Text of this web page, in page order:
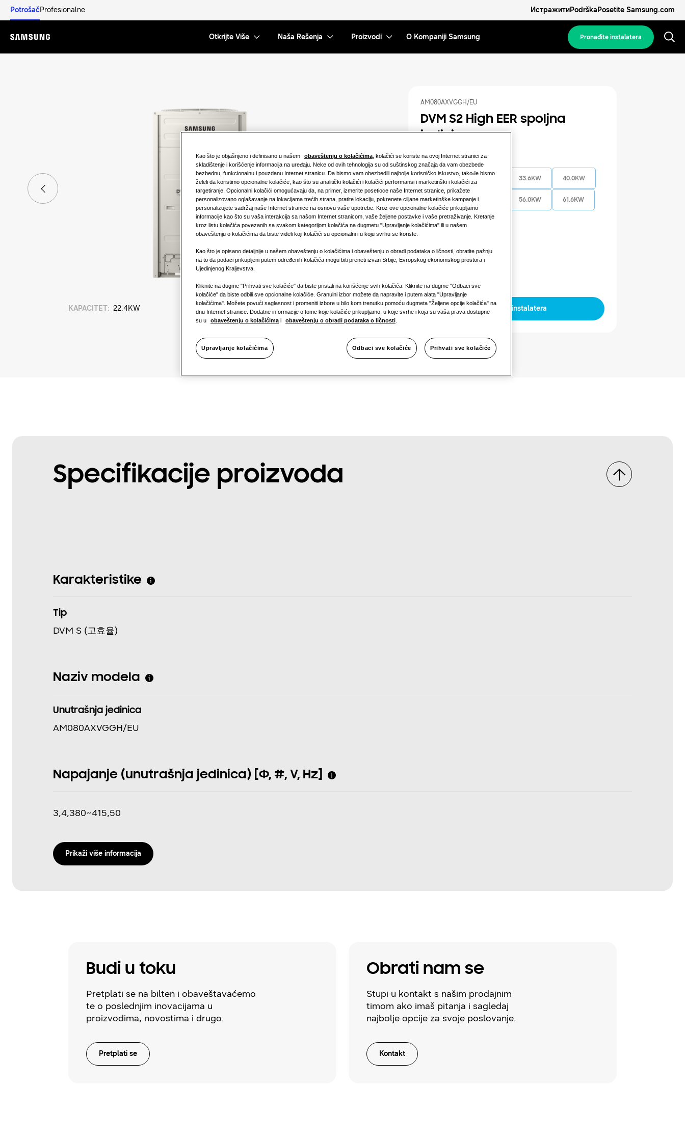
PotrošačProfesionalne ИстражитиPodrškaPosetite Samsung.com
Menu
Otkrijte Više Naša Rešenja Proizvodi O Kompaniji Samsung Pronađite instalatera
KAPACITET: 22.4KW
DVM S2 High EER spoljna
jedinica
AM080AXVGGH/EU
Dostupni kapacitet
22.4KW 33.6KW 40.0KW
45.0KW 50.4KW 56.0KW 61.6KW
67.2KW 72.8KW
Dostupna snaga
Pronađite instalatera
Specifikacije proizvoda
Karakteristike
Tip
DVM S (고효율)
Naziv modela
Unutrašnja jedinica
AM080AXVGGH/EU
Napajanje (unutrašnja jedinica) [Φ, #, V, Hz]
3,4,380~415,50
Prikaži više informacija
Budi u toku
Pretplati se na bilten i obaveštavaćemo
te o poslednjim inovacijama u
proizvodima, novostima i drugo.
Pretplati se
Obrati nam se
Stupi u kontakt s našim prodajnim
timom ako imaš pitanja i sagledaj
najbolje opcije za svoje poslovanje.
Kontakt
Kao što je objašnjeno i definisano u našem obaveštenju o kolačićima , kolačići se koriste na ovoj Internet stranici za
skladištenje i korišćenje informacija na uređaju. Neke od ovih tehnologija su od suštinskog značaja da vam obezbede
bezbednu, funkcionalnu i pouzdanu Internet stranicu. Da bismo vam obezbedili najbolje korisničko iskustvo, takođe bismo
želeli da koristimo opcionalne kolačiće, kao što su analitički kolačići i kolačići performansi i marketinški i kolačići za
targetiranje. Opcionalni kolačići omogućavaju da, na primer, izmerite posetioce naše Internet stranice, prikažete
personalizovano oglašavanje na lokacijama trećih strana, pratite lokaciju, pokrenete ciljane marketinške kampanje i
personalizujete sadržaj naše Internet stranice na osnovu vaše upotrebe. Kroz ove opcionalne kolačiće prikupljamo
informacije kao što su vaša interakcija sa našom Internet stranicom, vaše željene postavke i vaše pretraživanje. Kretanje
kroz listu kolačića povezanih sa svakom kategorijom kolačića na dugmetu "Upravljanje kolačićima" ili u našem
obaveštenju o kolačićima da biste videli koji kolačići su opcionalni i u koju svrhu se koriste.
Kao što je opisano detaljnije u našem obaveštenju o kolačićima i obaveštenju o obradi podataka o ličnosti, obratite pažnju
na to da podaci prikupljeni putem određenih kolačića mogu biti preneti izvan Srbije, Evropskog ekonomskog prostora i
Ujedinjenog Kraljevstva.
Kliknite na dugme "Prihvati sve kolačiće" da biste pristali na korišćenje svih kolačića. Kliknite na dugme "Odbaci sve
kolačiće" da biste odbili sve opcionalne kolačiće. Granulni izbor možete da napravite i putem alata "Upravljanje
kolačićima". Možete povući saglasnost i promeniti izbore u bilo kom trenutku pomoću dugmeta "Željene opcije kolačića" na
dnu Internet stranice. Dodatne informacije o tome koje kolačiće prikupljamo, u koje svrhe i koja su vaša prava dostupne
su u
obaveštenju o kolačićima i obaveštenju o obradi podataka o ličnosti
Upravljanje kolačićima Odbaci sve kolačiće Prihvati sve kolačiće